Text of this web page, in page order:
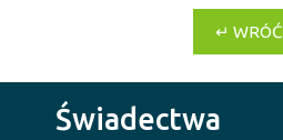
↵ WRÓĆ
Świadectwa